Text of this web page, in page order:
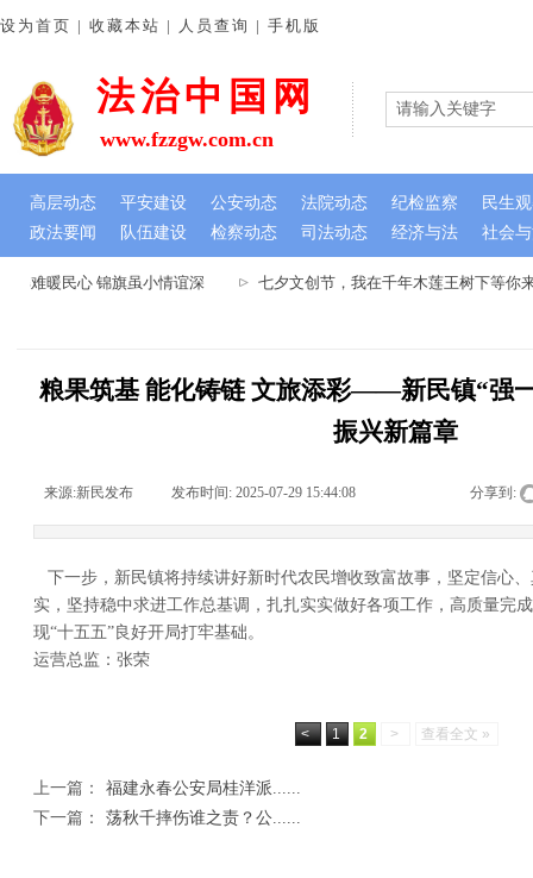
难暖民心 锦旗虽小情谊深 七夕文创节，我在千年木莲王树下等你
法治中国网
政法要闻 队伍建设 检察动态 司法动态 经济与法 社会
设为首页 | 收藏本站 | 人员查询 | 手机版
www.fzzgw.com.cn
高层动态 平安建设 公安动态 法院动态 纪检监察 民生
粮果筑基 能化铸链 文旅添彩——新民镇“强
振兴新篇章
来源:新民发布 发布时间: 2025-07-29 15:44:08 分享到:
下一步，新民镇将持续讲好新时代农民增收致富故事，坚定信心
实，坚持稳中求进工作总基调，扎扎实实做好各项工作，高质量完
现“十五五”良好开局打牢基础。
运营总监：张荣
< 1 2 > 查看全文 »
上一篇：
福建永春公安局桂洋派......
下一篇：
荡秋千摔伤谁之责？公......